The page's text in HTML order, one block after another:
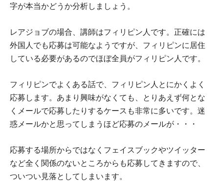
字が本当かどうか分析しましょう。
レアジョブの場合、講師はフィリピン人です。正確には
外国人でも応募は可能なようですが、フィリピンに居住
している必要があるのでほぼ全員がフィリピン人です。
フィリピンでよくある話で、フィリピン人とにかくよく
応募します。あまり興味がなくても、とりあえず何とな
くメールで応募したりするケースも非常に多いです。迷
惑メールかと思ってしまうほど応募のメールが・・・
応募する場所からではなくフェイスブックやツイッター
など全く関係のないところからも応募してきますので、
ついつい見落としてしまいます。